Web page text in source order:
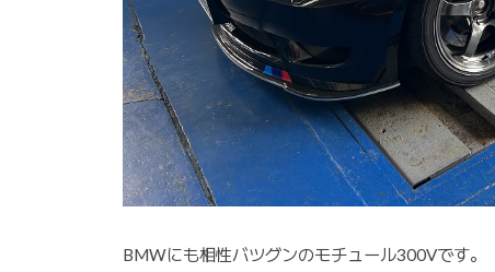
BMWにも相性バツグンのモチュール300Vです。